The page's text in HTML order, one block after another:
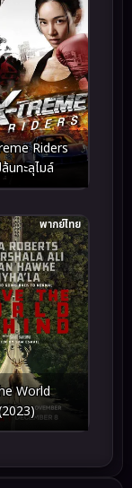
Riders
นทะลุไมล์
พากย์ไทย
World